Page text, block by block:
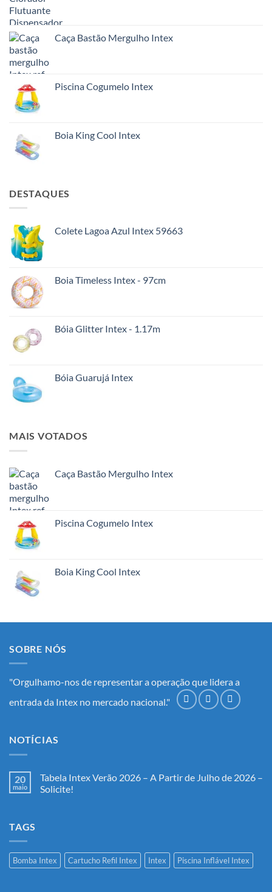
Caça Bastão Mergulho Intex
Piscina Cogumelo Intex
Boia King Cool Intex
DESTAQUES
Colete Lagoa Azul Intex 59663
Boia Timeless Intex - 97cm
Bóia Glitter Intex - 1.17m
Bóia Guarujá Intex
MAIS VOTADOS
Caça Bastão Mergulho Intex
Piscina Cogumelo Intex
Boia King Cool Intex
SOBRE NÓS
"Orgulhamo-nos de representar a operação que lidera a
entrada da Intex no mercado nacional."
NOTÍCIAS
20
maio
Tabela Intex Verão 2026 – A Partir de Julho de 2026 –
Solicite!
–
A
TAGS
Bomba Intex Cartucho Refil Intex Intex Piscina Inflável Intex